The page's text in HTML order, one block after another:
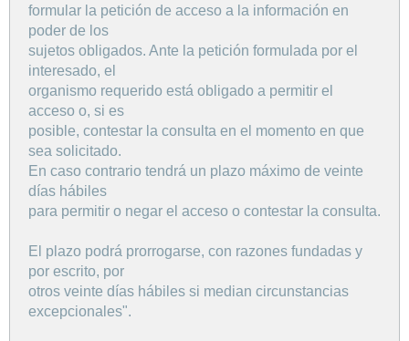
formular la petición de acceso a la información en
poder de los
sujetos obligados. Ante la petición formulada por el
interesado, el
organismo requerido está obligado a permitir el
acceso o, si es
posible, contestar la consulta en el momento en que
sea solicitado.
En caso contrario tendrá un plazo máximo de veinte
días hábiles
para permitir o negar el acceso o contestar la consulta.
El plazo podrá prorrogarse, con razones fundadas y
por escrito, por
otros veinte días hábiles si median circunstancias
excepcionales".